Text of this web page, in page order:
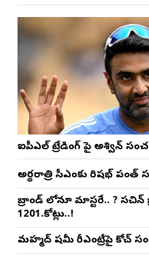
ఐపీఎల్ ట్రేడింగ్ పై అశ్విన్
అర్థరాత్రి సీఎంకు రిషభ్
బ్రాండ్ లోనూ మాస్టరే.. ? సచిన్
1201.కోట్లు..!
మహ్మద్ షమీ రీఎంట్రీపై కోచ్